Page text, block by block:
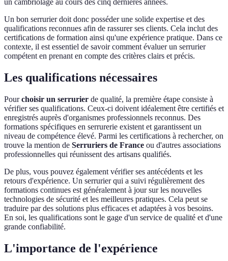
un cambriolage au cours des cinq dernières années.
Un bon serrurier doit donc posséder une solide expertise et des
qualifications reconnues afin de rassurer ses clients. Cela inclut des
certifications de formation ainsi qu'une expérience pratique. Dans ce
contexte, il est essentiel de savoir comment évaluer un serrurier
compétent en prenant en compte des critères clairs et précis.
Les qualifications nécessaires
Pourchoisir un serrurier de qualité, la première étape consiste à
vérifier ses qualifications. Ceux-ci doivent idéalement être certifiés et
enregistrés auprès d'organismes professionnels reconnus. Des
formations spécifiques en serrurerie existent et garantissent un
niveau de compétence élevé. Parmi les certifications à rechercher, on
trouve la mention de Serruriers de France ou d'autres associations
professionnelles qui réunissent des artisans qualifiés.
De plus, vous pouvez également vérifier ses antécédents et les
retours d'expérience. Un serrurier qui a suivi régulièrement des
formations continues est généralement à jour sur les nouvelles
technologies de sécurité et les meilleures pratiques. Cela peut se
traduire par des solutions plus efficaces et adaptées à vos besoins.
En soi, les qualifications sont le gage d'un service de qualité et d'une
grande confiabilité.
L'importance de l'expérience